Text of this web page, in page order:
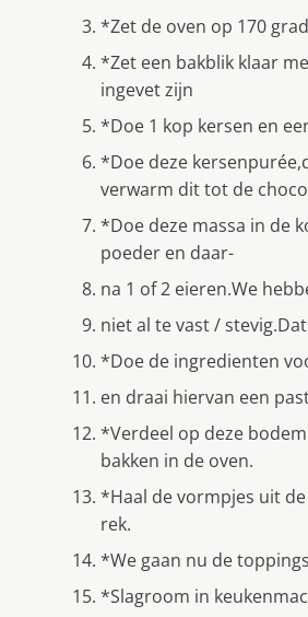
*Zet de oven op 170
*Zet een bakblik klaar
ingevet zijn
*Doe 1 kop kersen en
*Doe deze
verwarm dit tot de
*Doe deze massa in de
poeder en daar-
na 1 of 2 eieren.We
niet al te vast /
*Doe de ingredienten
en draai hiervan een
*Verdeel op deze
bakken in de oven.
*Haal de vormpjes uit
rek.
*We gaan nu de
*Slagroom in